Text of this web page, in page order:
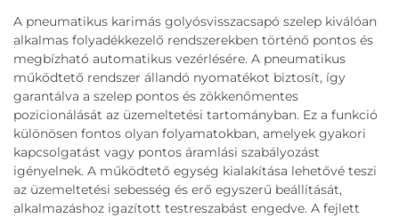
A pneumatikus karimás golyósvisszacsapó szelep kiválóan
alkalmas folyadékkezelő rendszerekben történő pontos és
megbízható automatikus vezérlésére. A pneumatikus
működtető rendszer állandó nyomatékot biztosít, így
garantálva a szelep pontos és zökkenőmentes
pozicionálását az üzemeltetési tartományban. Ez a funkció
különösen fontos olyan folyamatokban, amelyek gyakori
kapcsolgatást vagy pontos áramlási szabályozást
igényelnek. A működtető egység kialakítása lehetővé teszi
az üzemeltetési sebesség és erő egyszerű beállítását,
alkalmazáshoz igazított testreszabást engedve. A fejlett